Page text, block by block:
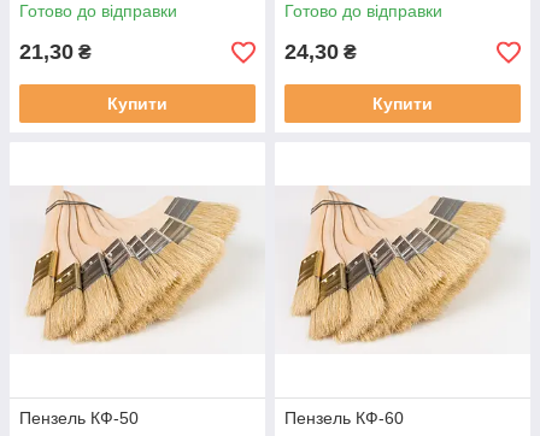
Готово до відправки
21,30 ₴
Купити
Готово до відправки
24,30 ₴
Купити
Пензель КФ-50
Пензель КФ-60